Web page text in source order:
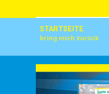
STARTSEITE
bring mich zurück